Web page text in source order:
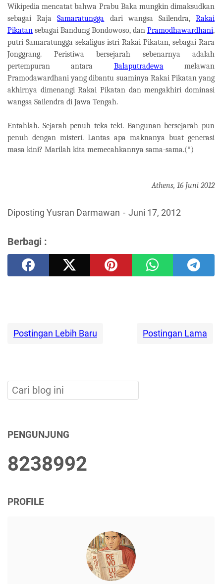
Wikipedia mencatat bahwa Prabu Baka mungkin dimaksudkan
sebagai RajaSamaratungga dari wangsa Sailendra,Rakai
Pikatan sebagai Bandung Bondowoso, dan Pramodhawardhani,
putri Samaratungga sekaligus istri Rakai Pikatan, sebagai Rara
Jonggrang. Peristiwa bersejarah sebenarnya adalah
pertempuran antara Balaputradewamelawan
Pramodawardhani yang dibantu suaminya Rakai Pikatan yang
akhirnya dimenangi Rakai Pikatan dan mengakhiri dominasi
wangsa Sailendra di Jawa Tengah.
Entahlah. Sejarah penuh teka-teki. Bangunan bersejarah pun
penuh dengan misteri. Lantas apa maknanya buat generasi
masa kini? Marilah kita memecahkannya sama-sama.(*)
Athens, 16 Juni 2012
Diposting Yusran Darmawan Juni 17, 2012
Berbagi :
Postingan Lebih Baru Postingan Lama
PENGUNJUNG
8238992
PROFILE